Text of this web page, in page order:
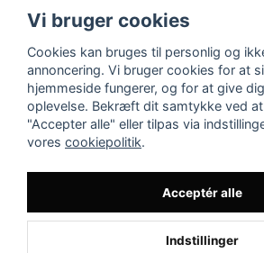
Købs- og leveringsvilkår
Integritetspolicy (GDPR)
Om cookies
Företagsuppgifter
Odd Sailor AB
Hamnplan 8, 29495
Sölvesborg
Vi bruger cookies
Cookies kan bruges til personlig og
annoncering. Vi bruger cookies for at
hjemmeside fungerer, og for at give
oplevelse. Bekræft dit samtykke ved
"Accepter alle" eller tilpas via
vores cookiepolitik.
Acceptér alle
Indstillinger